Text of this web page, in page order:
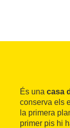
És una casa
conserva els
la primera
primer pis hi